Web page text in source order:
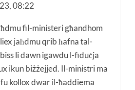
08:22
fil-ministeri għandhom
jaħdmu qrib ħafna tal-
li dawn igawdu l-fiduċja
ikun biżżejjed. Il-ministri ma
kollox dwar il-ħaddiema